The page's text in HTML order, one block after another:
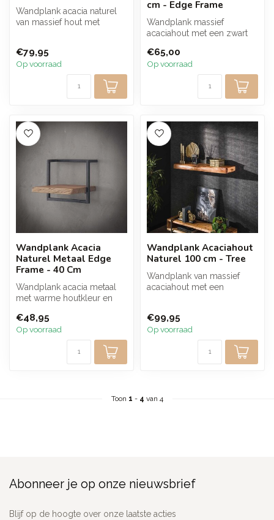
Wandplank acacia naturel
van massief hout met
€79,95
Op voorraad
cm - Edge Frame
Wandplank massief
acaciahout met een zwart
De natuurlij...
€65,00
Op voorraad
Wandplank Acacia
Naturel Metaal Edge
Frame - 40 Cm
Wandplank acacia metaal
met warme houtkleur en
vorm g...
€48,95
Op voorraad
Wandplank Acaciahout
Naturel 100 cm - Tree
Wandplank van massief
acaciahout met een
€99,95
Op voorraad
Toon 1 - 4 van 4
Abonneer je op onze nieuwsbrief
Blijf op de hoogte over onze laatste acties